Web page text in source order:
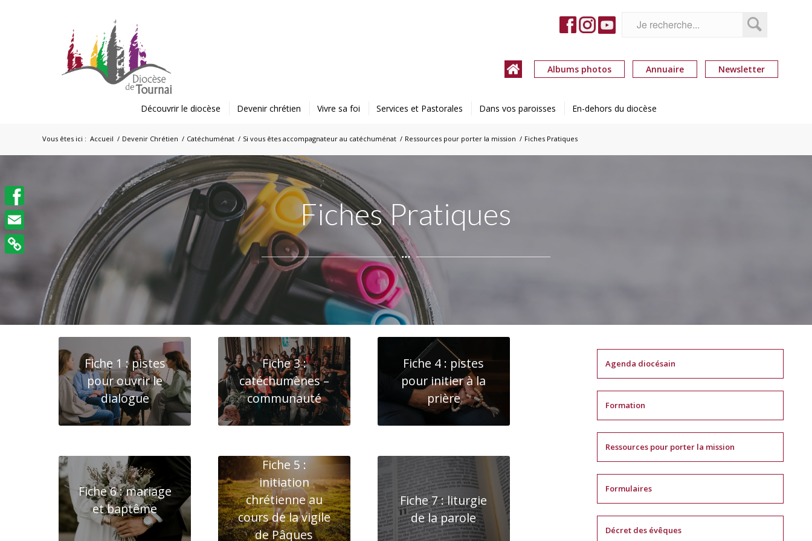
Albums photos Annuaire Newsletter
Vous êtes ici : Accueil / Devenir Chrétien / Catéchuménat / Si vous êtes accompagnateur au catéchuménat / Ressources pour porter la mission / Fiches Pratiques
Découvrir le diocèse Devenir chrétien Vivre sa foi Services et Pastorales Dans vos paroisses En-dehors du diocèse
Fiches Pratiques
Fiche 1 : pistes
pour ouvrir le
dialogue
Fiche 3 :
catéchumènes –
communauté
Fiche 4 : pistes
pour initier à la
prière
Fiche 6 : mariage
et baptême
Fiche 5 :
initiation
chrétienne au
cours de la vigile
de Pâques
Fiche 7 : liturgie
de la parole
Agenda diocésain
Formation
Ressources pour porter la mission
Formulaires
Décret des évêques
Facebook
Email